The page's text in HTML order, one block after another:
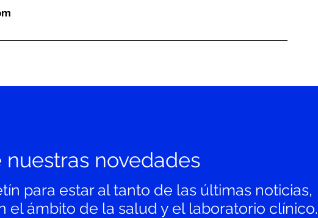
nuestras novedades
para estar al tanto de las últimas noticias,
el ámbito de la salud y el laboratorio clínico.